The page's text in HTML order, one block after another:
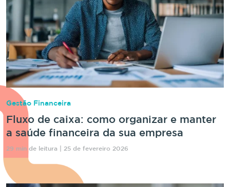
Gestão Financeira
Fluxo de caixa: como organizar e manter
a saúde financeira da sua empresa
29 min de leitura | 25 de fevereiro 2026